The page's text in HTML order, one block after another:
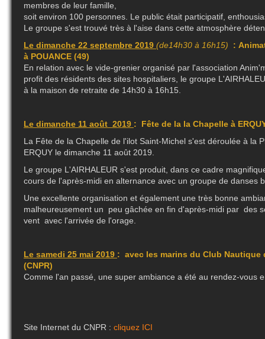
membres de leur famille,
soit environ 100 personnes. Le public était participatif,
Le groupe s'est trouvé très à l'aise dans cette atmosphère
Le dimanche 22 septembre 2019 (de14h30 à 16h15)
:
à POUANCE (49)
En relation avec le vide-grenier organisé par l'association
profit des résidents des sites hospitaliers, le groupe
à la maison de retraite de 14h30 à 16h15.
Le dimanche 11 août 2019 : Fête de la la Chapelle à
La Fête de la Chapelle de l'ilot Saint-Michel s'est déroulée à la
ERQUY le dimanche 11 août 2019.
Le groupe L'AIRHALEUR s'est produit, dans ce cadre
cours de l'après-midi en alternance avec un groupe de danses
Une excellente organisation et également une très bonne
malheureusement un peu gâchée en fin d'après-midi par des
vent avec l'arrivée de l'orage.
Le samedi 25 mai 2019 : avec les marins du Club Nautique
(CNPR)
Comme l'an passé, une super ambiance a été au rendez-vous
Site Internet du CNPR : cliquez ICI